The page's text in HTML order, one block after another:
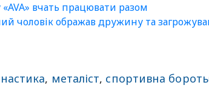
вчать працювати разом
чоловік ображав дружину та
, металіст, спортивна